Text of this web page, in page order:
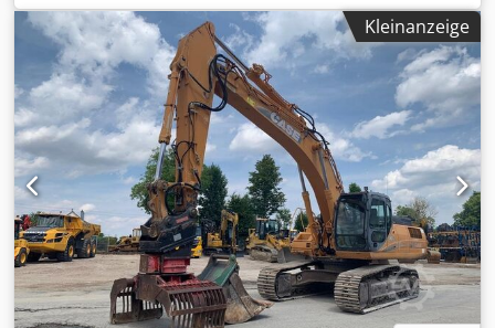
Planierschild, * Schnellwechsler
Kleinanzeige